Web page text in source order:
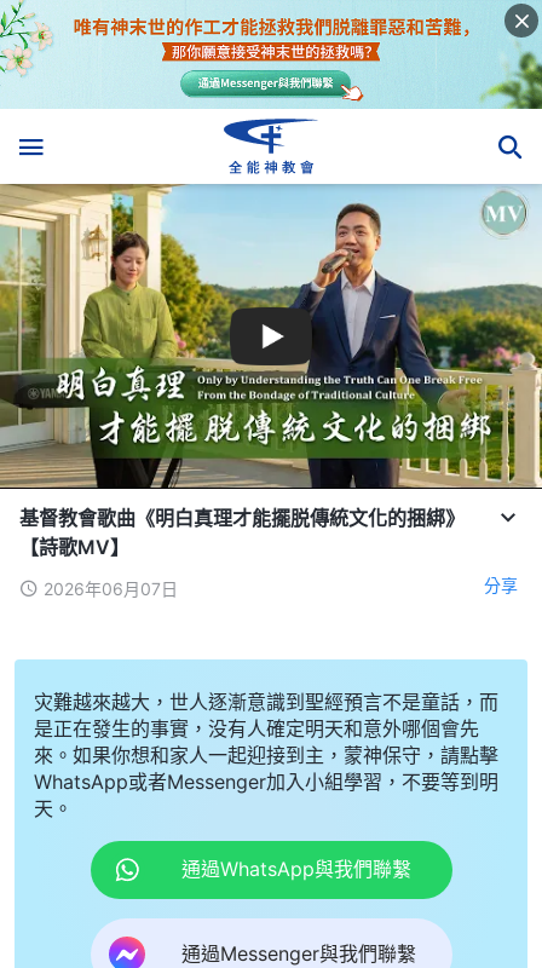
基督教會歌曲《明白真理才能擺脱傳統文化的捆綁》
【詩歌MV】
2026年06月07日 分享
灾難越來越大，世人逐漸意識到聖經預言不是童話，而
是正在發生的事實，没有人確定明天和意外哪個會先
來。如果你想和家人一起迎接到主，蒙神保守，請點擊
WhatsApp或者Messenger加入小組學習，不要等到明
天。
通過WhatsApp與我們聯繫
通過Messenger與我們聯繫